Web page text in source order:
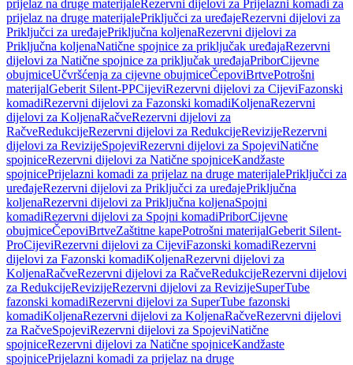
prijelaz na druge materijaleRezervni dijelovi za Prijelazni komadi za
prijelaz na druge materijalePriključci za uređajeRezervni dijelovi za
Priključci za uređajePriključna koljenaRezervni dijelovi za
Priključna koljenaNatične spojnice za priključak uređajaRezervni
dijelovi za Natične spojnice za priključak uređajaPriborCijevne
obujmiceUčvršćenja za cijevne obujmiceČepoviBrtvePotrošni
materijalGeberit Silent-PPCijeviRezervni dijelovi za CijeviFazonski
komadiRezervni dijelovi za Fazonski komadiKoljenaRezervni
dijelovi za KoljenaRačveRezervni dijelovi za
RačveRedukcijeRezervni dijelovi za RedukcijeRevizijeRezervni
dijelovi za RevizijeSpojeviRezervni dijelovi za SpojeviNatične
spojniceRezervni dijelovi za Natične spojniceKandžaste
spojnicePrijelazni komadi za prijelaz na druge materijalePriključci za
uređajeRezervni dijelovi za Priključci za uređajePriključna
koljenaRezervni dijelovi za Priključna koljenaSpojni
komadiRezervni dijelovi za Spojni komadiPriborCijevne
obujmiceČepoviBrtveZaštitne kapePotrošni materijalGeberit Silent-
ProCijeviRezervni dijelovi za CijeviFazonski komadiRezervni
dijelovi za Fazonski komadiKoljenaRezervni dijelovi za
KoljenaRačveRezervni dijelovi za RačveRedukcijeRezervni dijelovi
za RedukcijeRevizijeRezervni dijelovi za RevizijeSuperTube
fazonski komadiRezervni dijelovi za SuperTube fazonski
komadiKoljenaRezervni dijelovi za KoljenaRačveRezervni dijelovi
za RačveSpojeviRezervni dijelovi za SpojeviNatične
spojniceRezervni dijelovi za Natične spojniceKandžaste
spojnicePrijelazni komadi za prijelaz na druge